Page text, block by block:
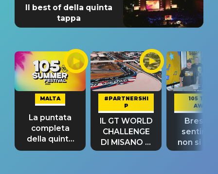
Il best of della quinta
tappa
MALTA
La puntata
completa
della quinta
tappa
#PARTNERSHI
P
IL GT WORLD
CHALLENGE
DI MISANO si
riconferma
105 TAKE
AWAY
Bresh:
non si
fino alla